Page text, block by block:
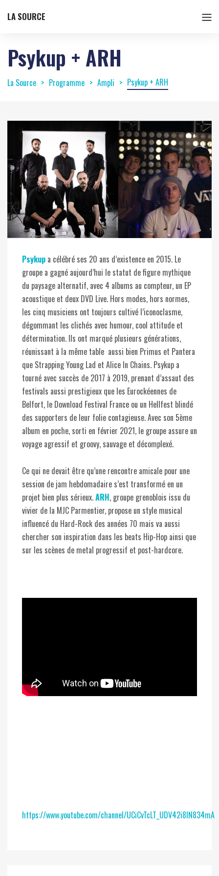
LA SOURCE
Psykup + ARH
La Source Programme Ampli Psykup + ARH
Psykup a célébré ses 20 ans d’existence en 2015. Le
groupe a gagné aujourd’hui le statut de figure mythique
du paysage alternatif, avec 4 albums au compteur, un EP
acoustique et deux DVD Live. Hors modes, hors normes,
les cinq musiciens ont toujours cultivé l’iconoclasme,
dégommant les clichés avec humour, cool attitude et
détermination. Ils ont marqué plusieurs générations,
réunissant à la même table aussi bien Primus et Pantera
que Strapping Young Lad et Alice In Chains. Psykup a
tourné avec succès de 2017 à 2019, prenant d’assaut des
festivals aussi prestigieux que les Eurockéennes de
Belfort, le Download Festival France ou un Hellfest blindé
des supporters de leur folie contagieuse. Avec son 5ème
album en poche, sorti en février 2021, le groupe assure un
voyage agressif et groovy, sauvage et décomplexé.
Ce qui ne devait être qu’une rencontre amicale pour une
session de jam hebdomadaire s’est transformé en un
projet bien plus sérieux.ARH, groupe grenoblois issu du
vivier de la MJC Parmentier, propose un style musical
influencé du Hard-Rock des années 70 mais va aussi
chercher son inspiration dans les beats Hip-Hop ainsi que
sur les scènes de metal progressif et post-hardcore.
https://www.youtube.com/channel/UCiCvTcLT_UDV42i8lN834mA